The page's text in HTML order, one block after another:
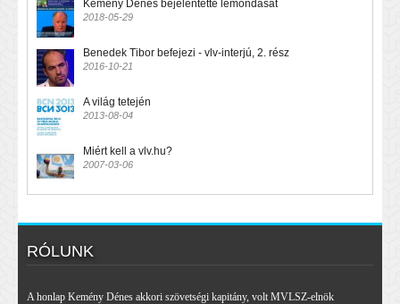
Kemény Dénes bejelentette lemondását
2018-05-29
Benedek Tibor befejezi - vlv-interjú, 2. rész
2016-10-21
A világ tetején
2013-08-04
Miért kell a vlv.hu?
2007-03-06
RÓLUNK
A honlap Kemény Dénes akkori szövetségi kapitány, volt MVLSZ-elnök